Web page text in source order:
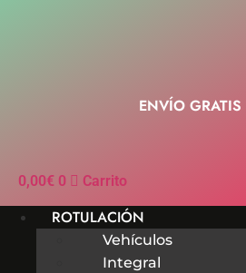
ENVÍO GRATIS
0,00€ 0 Carrito
ROTULACIÓN
Vehículos
Integral